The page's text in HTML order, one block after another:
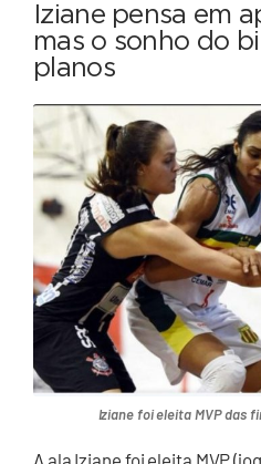
Iziane pensa em
mas o sonho do
planos
Iziane foi eleita MVP das